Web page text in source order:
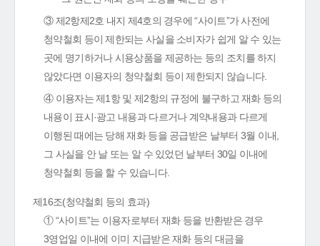
③ 제2항제2호 내지 제4호의 경우에 “사이트”가 사전에
청약철회 등이 제한되는 사실을 소비자가 쉽게 알 수 있는
곳에 명기하거나 시용상품을 제공하는 등의 조치를 하지
않았다면 이용자의 청약철회 등이 제한되지 않습니다.
④ 이용자는 제1항 및 제2항의 규정에 불구하고 재화 등의
내용이 표시·광고 내용과 다르거나 계약내용과 다르게
이행된 때에는 당해 재화 등을 공급받은 날부터 3월 이내,
그 사실을 안 날 또는 알 수 있었던 날부터 30일 이내에
청약철회 등을 할 수 있습니다.
제16조(청약철회 등의 효과)
① “사이트”는 이용자로부터 재화 등을 반환받은 경우
3영업일 이내에 이미 지급받은 재화 등의 대금을